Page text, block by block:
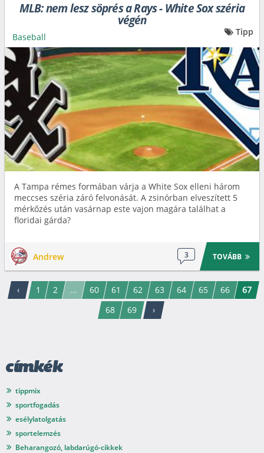
MLB: nem lesz söprés a Rays - White Sox széria
végén
A Tampa rémes formában várja a White Sox elleni három
meccses széria záró felvonását. A zsinórban elveszített 5
mérkőzés után vasárnap este vajon magára találhat a
floridai gárda?
Andrew 3 TOVÁBB
Baseball Tipp
‹ 1 2 ... 60 61 62 63 64 65 66
67
68
69 ›
címkék
tippmix
sportfogadás
esélylatolgatás
sportelemzés
Beharangozó, labdarúgó-cikkek